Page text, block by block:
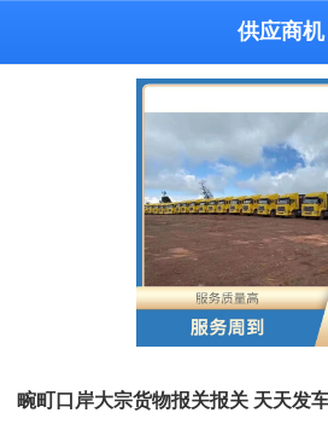
供应商机
畹町口岸大宗货物报关报关 天天发